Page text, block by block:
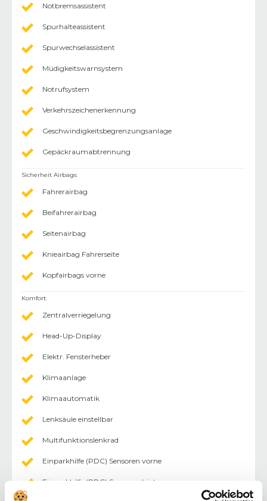
Notbremsassistent
Spurhalteassistent
Spurwechselassistent
Müdigkeitswarnsystem
Notrufsystem
Verkehrszeichenerkennung
Geschwindigkeitsbegrenzungsanlage
Gepäckraumabtrennung
Sicherheit Airbags:
Fahrerairbag
Beifahrerairbag
Seitenairbag
Knieairbag Fahrerseite
Kopfairbags vorne
Komfort:
Zentralverriegelung
Head-Up-Display
Elektr. Fensterheber
Klimaanlage
Klimaautomatik
Lenksäule einstellbar
Multifunktionslenkrad
Einparkhilfe (PDC) Sensoren vorne
Einparkhilfe (PDC) Sensoren hinten